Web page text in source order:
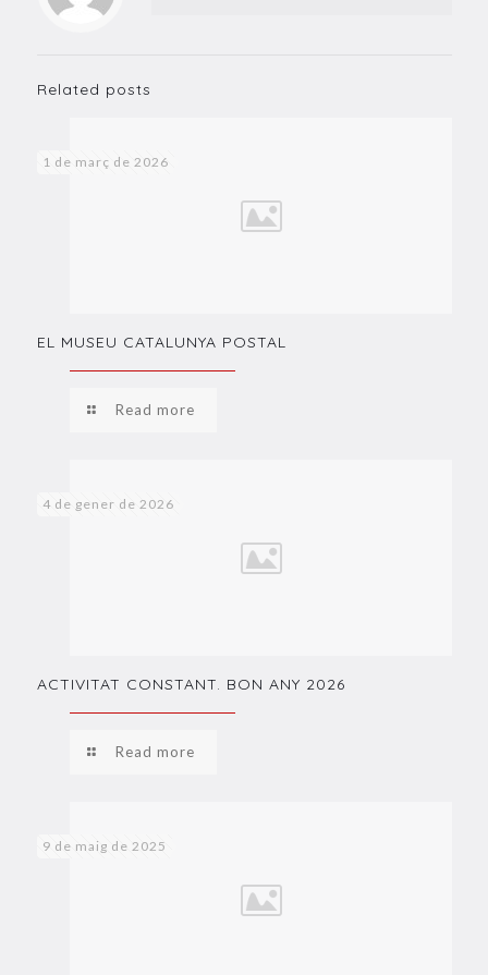
Related posts
1 de març de 2026
EL MUSEU CATALUNYA POSTAL
Read more
4 de gener de 2026
ACTIVITAT CONSTANT. BON ANY 2026
Read more
9 de maig de 2025